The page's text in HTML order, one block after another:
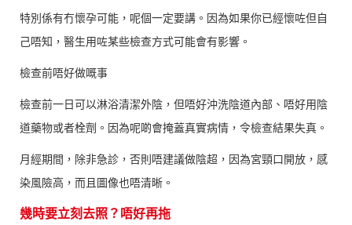
特別係有冇懷孕可能，呢個一定要講。因為如果你已經懷咗但自
己唔知，醫生用咗某些檢查方式可能會有影響。
檢查前唔好做嘅事
檢查前一日可以淋浴清潔外陰，但唔好沖洗陰道內部、唔好用陰
道藥物或者栓劑。因為呢啲會掩蓋真實病情，令檢查結果失真。
月經期間，除非急診，否則唔建議做陰超，因為宮頸口開放，感
染風險高，而且圖像也唔清晰。
幾時要立刻去照？唔好再拖